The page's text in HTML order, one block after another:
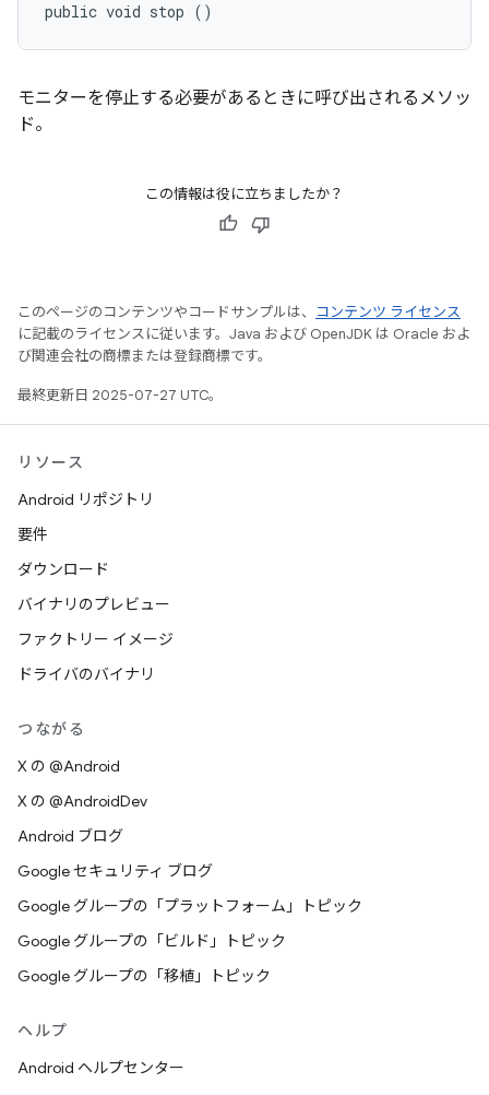
public void stop ()
モニターを停止する必要があるときに呼び出されるメソッ
ド。
この情報は役に立ちましたか？
このページのコンテンツやコードサンプルは、
コンテンツ ライセンス
に記載のライセンスに従います。Java および OpenJDK は Oracle およ
び関連会社の商標または登録商標です。
最終更新日 2025-07-27 UTC。
リソース
Android リポジトリ
要件
ダウンロード
バイナリのプレビュー
ファクトリー イメージ
ドライバのバイナリ
つながる
X の @Android
X の @AndroidDev
Android ブログ
Google セキュリティ ブログ
Google グループの「プラットフォーム」トピック
Google グループの「ビルド」トピック
Google グループの「移植」トピック
ヘルプ
Android ヘルプセンター